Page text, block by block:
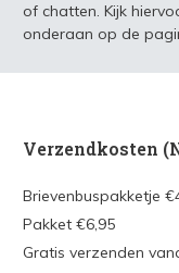
of chatten. Kijk
onderaan op de
Verzendkosten
Brievenbuspakketje
Pakket €6,95
Gratis verzenden